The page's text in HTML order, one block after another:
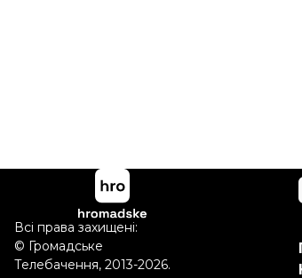
Всі права захищені:
© Громадське
Телебачення, 2013-2026.